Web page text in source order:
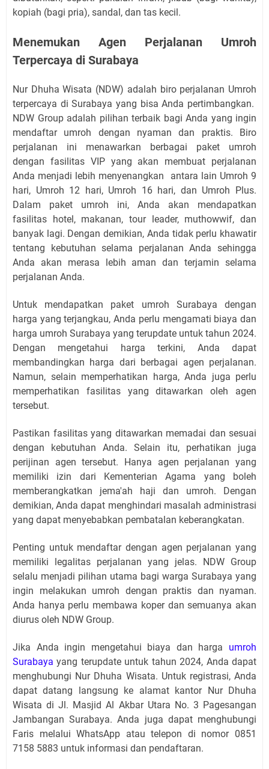
kopiah (bagi pria), sandal, dan tas kecil.
Menemukan Agen Perjalanan Umroh
Terpercaya di Surabaya
Nur Dhuha Wisata (NDW) adalah biro perjalanan Umroh
terpercaya di Surabaya yang bisa Anda pertimbangkan.
NDW Group adalah pilihan terbaik bagi Anda yang ingin
mendaftar umroh dengan nyaman dan praktis. Biro
perjalanan ini menawarkan berbagai paket umroh
dengan fasilitas VIP yang akan membuat perjalanan
Anda menjadi lebih menyenangkan antara lain Umroh 9
hari, Umroh 12 hari, Umroh 16 hari, dan Umroh Plus.
Dalam paket umroh ini, Anda akan mendapatkan
fasilitas hotel, makanan, tour leader, muthowwif, dan
banyak lagi. Dengan demikian, Anda tidak perlu khawatir
tentang kebutuhan selama perjalanan Anda sehingga
Anda akan merasa lebih aman dan terjamin selama
perjalanan Anda.
Untuk mendapatkan paket umroh Surabaya dengan
harga yang terjangkau, Anda perlu mengamati biaya dan
harga umroh Surabaya yang terupdate untuk tahun 2024.
Dengan mengetahui harga terkini, Anda dapat
membandingkan harga dari berbagai agen perjalanan.
Namun, selain memperhatikan harga, Anda juga perlu
memperhatikan fasilitas yang ditawarkan oleh agen
tersebut.
Pastikan fasilitas yang ditawarkan memadai dan sesuai
dengan kebutuhan Anda. Selain itu, perhatikan juga
perijinan agen tersebut. Hanya agen perjalanan yang
memiliki izin dari Kementerian Agama yang boleh
memberangkatkan jema'ah haji dan umroh. Dengan
demikian, Anda dapat menghindari masalah administrasi
yang dapat menyebabkan pembatalan keberangkatan.
Penting untuk mendaftar dengan agen perjalanan yang
memiliki legalitas perjalanan yang jelas. NDW Group
selalu menjadi pilihan utama bagi warga Surabaya yang
ingin melakukan umroh dengan praktis dan nyaman.
Anda hanya perlu membawa koper dan semuanya akan
diurus oleh NDW Group.
Jika Anda ingin mengetahui biaya dan harga umroh
Surabaya yang terupdate untuk tahun 2024, Anda dapat
menghubungi Nur Dhuha Wisata. Untuk registrasi, Anda
dapat datang langsung ke alamat kantor Nur Dhuha
Wisata di Jl. Masjid Al Akbar Utara No. 3 Pagesangan
Jambangan Surabaya. Anda juga dapat menghubungi
Faris melalui WhatsApp atau telepon di nomor 0851
7158 5883 untuk informasi dan pendaftaran.